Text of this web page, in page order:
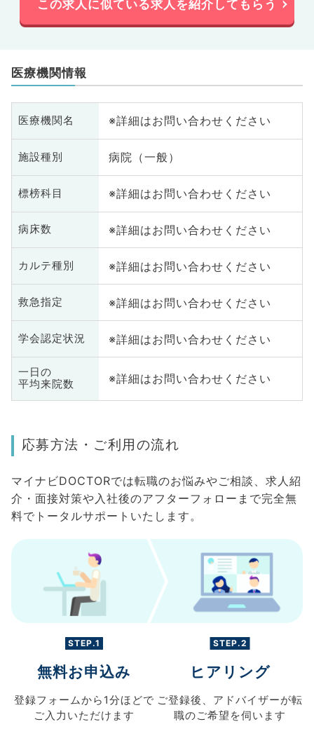
この求人に似ている求人を紹介してもらう
医療機関情報
医療機関名 ※詳細はお問い合わせください
施設種別 病院（一般）
標榜科目 ※詳細はお問い合わせください
病床数 ※詳細はお問い合わせください
カルテ種別 ※詳細はお問い合わせください
救急指定 ※詳細はお問い合わせください
学会認定状況 ※詳細はお問い合わせください
一日の
平均来院数
※詳細はお問い合わせください
応募方法・ご利用の流れ
マイナビDOCTORでは転職のお悩みやご相談、求人紹
介・面接対策や入社後のアフターフォローまで完全無
料でトータルサポートいたします。
STEP.1
無料お申込み
登録フォームから 1分ほどで
ご入力 いただけます
STEP.2
ヒアリング
ご登録後、 アドバイザーが転
職のご希望を伺います